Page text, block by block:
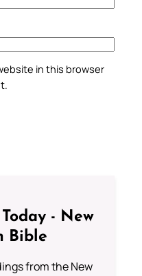
in this browser
- New
Bible
from the New